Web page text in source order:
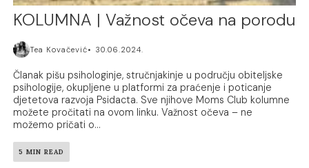
KOLUMNA | Važnost očeva na porodu
Tea Kovačević 30.06.2024.
Članak pišu psihologinje, stručnjakinje u području obiteljske
psihologije, okupljene u platformi za praćenje i poticanje
djetetova razvoja Psidacta. Sve njihove Moms Club kolumne
možete pročitati na ovom linku. Važnost očeva – ne
možemo pričati o...
5 MIN READ